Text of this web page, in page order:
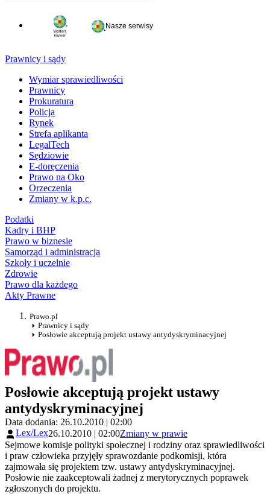
Nasze serwisy
Prawnicy i sądy
Wymiar sprawiedliwości
Prawnicy
Prokuratura
Policja
Rynek
Strefa aplikanta
LegalTech
Sędziowie
E-doręczenia
Prawo na Oko
Orzeczenia
Zmiany w k.p.c.
Podatki
Kadry i BHP
Prawo w biznesie
Samorząd i administracja
Szkoły i uczelnie
Zdrowie
Prawo dla każdego
Akty Prawne
Prawo.pl
Prawnicy i sądy
Posłowie akceptują projekt ustawy antydyskryminacyjnej
Posłowie akceptują projekt ustawy
antydyskryminacyjnej
Data dodania: 26.10.2010 | 02:00
Lex/Lex26.10.2010 | 02:00Zmiany w prawie
Sejmowe komisje polityki społecznej i rodziny oraz sprawiedliwości
i praw człowieka przyjęły sprawozdanie podkomisji, która
zajmowała się projektem tzw. ustawy antydyskryminacyjnej.
Posłowie nie zaakceptowali żadnej z merytorycznych poprawek
zgłoszonych do projektu.